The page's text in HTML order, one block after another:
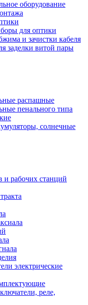
оборудование
для оптики
и зачистки кабеля
заделки витой пары
распашные
пенального типа
солнечные
и рабочих станций
электрические
реле,